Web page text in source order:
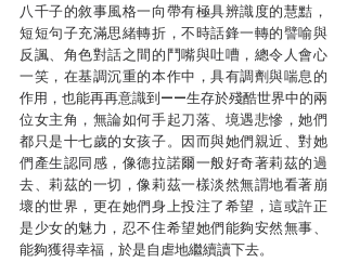
八千子的敘事風格一向帶有極具辨識度的慧黠，
短短句子充滿思緒轉折，不時話鋒一轉的譬喻與
反諷、角色對話之間的鬥嘴與吐嘈，總令人會心
一笑，在基調沉重的本作中，具有調劑與喘息的
作用，也能再再意識到——生存於殘酷世界中的兩
位女主角，無論如何手起刀落、境遇悲慘，她們
都只是十七歲的女孩子。因而與她們親近、對她
們產生認同感，像德拉諾爾一般好奇著莉茲的過
去、莉茲的一切，像莉茲一樣淡然無謂地看著崩
壞的世界，更在她們身上投注了希望，這或許正
是少女的魅力，忍不住希望她們能夠安然無事、
能夠獲得幸福，於是自虐地繼續讀下去。